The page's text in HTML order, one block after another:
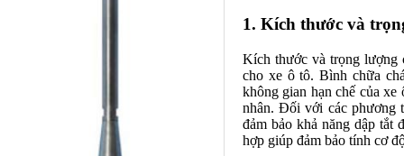
1. Kích thước và
Kích thước và trọng lượng
cho xe ô tô. Bình chữa
không gian hạn chế của
nhân. Đối với các phương
đảm bảo khả năng dập tắt
hợp giúp đảm bảo tính cơ